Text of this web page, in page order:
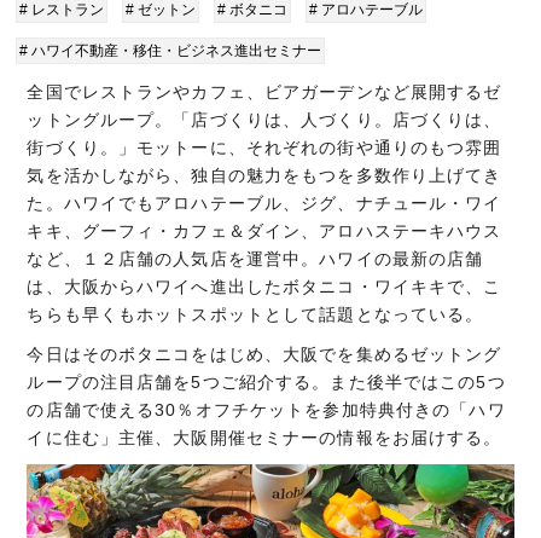
# レストラン # ゼットン # ボタニコ # アロハテーブル
# ハワイ不動産・移住・ビジネス進出セミナー
全国でレストランやカフェ、ビアガーデンなど展開するゼ
ットングループ。「店づくりは、人づくり。店づくりは、
街づくり。」モットーに、それぞれの街や通りのもつ雰囲
気を活かしながら、独自の魅力をもつを多数作り上げてき
た。ハワイでもアロハテーブル、ジグ、ナチュール・ワイ
キキ、グーフィ・カフェ＆ダイン、アロハステーキハウス
など、１２店舗の人気店を運営中。ハワイの最新の店舗
は、大阪からハワイへ進出したボタニコ・ワイキキで、こ
ちらも早くもホットスポットとして話題となっている。
今日はそのボタニコをはじめ、大阪でを集めるゼットング
ループの注目店舗を5つご紹介する。また後半ではこの5つ
の店舗で使える30％オフチケットを参加特典付きの「ハワ
イに住む」主催、大阪開催セミナーの情報をお届けする。